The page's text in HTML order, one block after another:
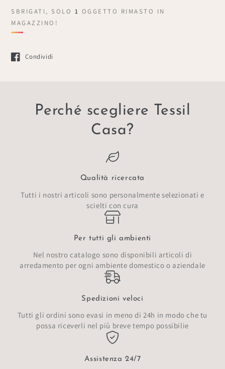
SBRIGATI, SOLO 1 OGGETTO RIMASTO IN
MAGAZZINO!
Condividi
Si apre in una nuova finestra.
Perché scegliere Tessil
Casa?
Qualità ricercata
Tutti i nostri articoli sono personalmente selezionati e
scielti con cura
Per tutti gli ambienti
Nel nostro catalogo sono disponibili articoli di
arredamento per ogni ambiente domestico o aziendale
Spedizioni veloci
Tutti gli ordini sono evasi in meno di 24h in modo che tu
possa riceverli nel più breve tempo possibilie
Assistenza 24/7